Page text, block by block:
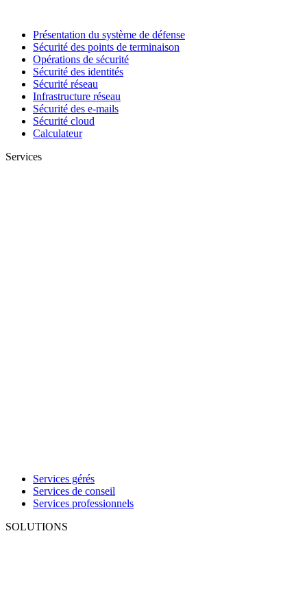
Présentation du système de défense
Sécurité des points de terminaison
Opérations de sécurité
Sécurité des identités
Sécurité réseau
Infrastructure réseau
Sécurité des e-mails
Sécurité cloud
Calculateur
Services
Services gérés
Services de conseil
Services professionnels
SOLUTIONS